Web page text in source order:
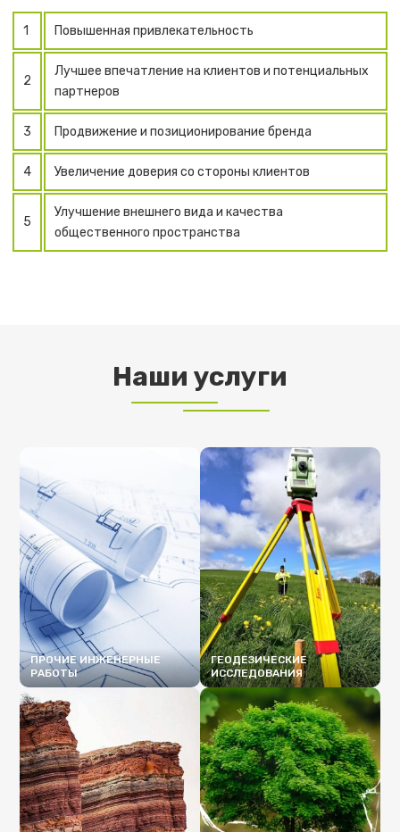
1 Повышенная привлекательность
2
Лучшее впечатление на клиентов и потенциальных
партнеров
3 Продвижение и позиционирование бренда
4 Увеличение доверия со стороны клиентов
5
Улучшение внешнего вида и качества
общественного пространства
Наши услуги
ПРОЧИЕ ИНЖЕНЕРНЫЕ
РАБОТЫ
ПОДРОБНЕЕ
ГЕОДЕЗИЧЕСКИЕ
ИССЛЕДОВАНИЯ
ПОДРОБНЕЕ